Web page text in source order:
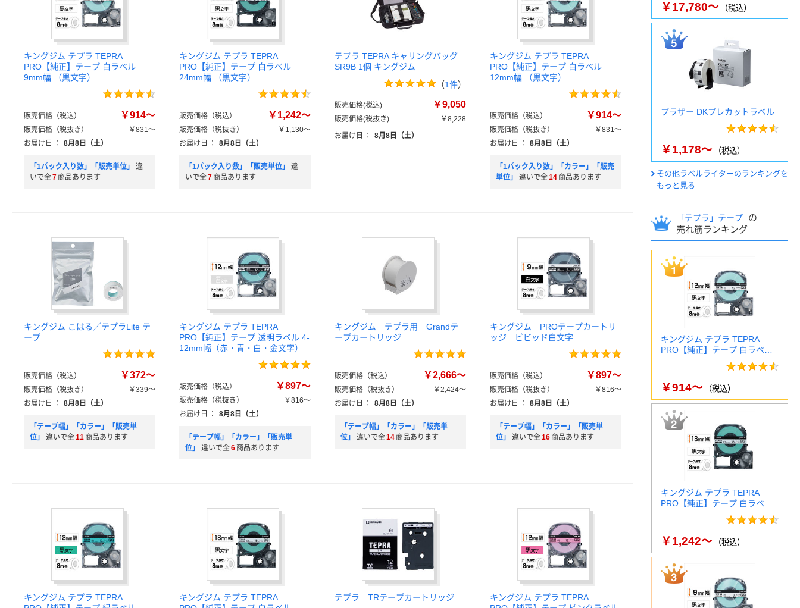
キングジム テプラ TEPRA
PRO【純正】テープ 白ラベル
9mm幅 （黒文字）
販売価格（税込） ￥914～
販売価格（税抜き）
￥831～
お届け日
： 8月8日（土）
「1パック入り数」「販売単位」
違
いで全7 商品あります
キングジム テプラ TEPRA
PRO【純正】テープ 白ラベル
24mm幅 （黒文字）
販売価格（税込） ￥1,242～
販売価格（税抜き）
￥1,130～
お届け日
： 8月8日（土）
「1パック入り数」「販売単位」
違
いで全7 商品あります
テプラ TEPRA キャリングバッグ
SR9B 1個 キングジム
（1件）
販売価格(税込) ￥9,050
販売価格(税抜き)
￥8,228
お届け日
： 8月8日（土）
キングジム テプラ TEPRA
PRO【純正】テープ 白ラベル
12mm幅 （黒文字）
販売価格（税込） ￥914～
販売価格（税抜き）
￥831～
お届け日
： 8月8日（土）
「1パック入り数」「カラー」「販売
単位」
違いで全14 商品あります
キングジム こはる／テプラLite テ
ープ
販売価格（税込） ￥372～
販売価格（税抜き）
￥339～
お届け日
： 8月8日（土）
「テープ幅」「カラー」「販売単
位」
違いで全11 商品あります
キングジム テプラ TEPRA
PRO【純正】テープ 透明ラベル 4-
12mm幅（赤・青・白・金文字）
販売価格（税込） ￥897～
販売価格（税抜き）
￥816～
お届け日
： 8月8日（土）
「テープ幅」「カラー」「販売単
位」
違いで全6 商品あります
キングジム テプラ用 Grandテ
ープカートリッジ
販売価格（税込） ￥2,666～
販売価格（税抜き）
￥2,424～
お届け日
： 8月8日（土）
「テープ幅」「カラー」「販売単
位」
違いで全14 商品あります
キングジム PROテープカートリ
ッジ ビビッド白文字
販売価格（税込） ￥897～
販売価格（税抜き）
￥816～
お届け日
： 8月8日（土）
「テープ幅」「カラー」「販売単
位」
違いで全16 商品あります
キングジム テプラ TEPRA
キングジム テプラ TEPRA
テプラ TRテープカートリッジ
キングジム テプラ TEPRA
￥17,780～ （税込）
ブラザー DKプレカットラベル
￥1,178～ （税込）
その他ラベルライターのランキングを
もっと見る
「テプラ」テープ
の
売れ筋ランキング
キングジム テプラ TEPRA
PRO【純正】テープ 白ラベ…
￥914～ （税込）
キングジム テプラ TEPRA
PRO【純正】テープ 白ラベ…
￥1,242～ （税込）